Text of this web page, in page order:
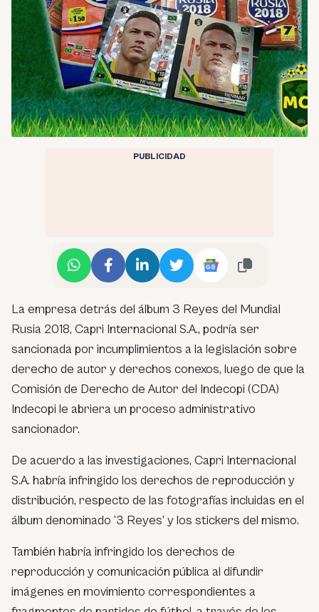
PUBLICIDAD
La empresa detrás del álbum 3 Reyes del Mundial
Rusia 2018, Capri Internacional S.A., podría ser
sancionada por incumplimientos a la legislación sobre
derecho de autor y derechos conexos, luego de que la
Comisión de Derecho de Autor del Indecopi (CDA)
Indecopi le abriera un proceso administrativo
sancionador.
De acuerdo a las investigaciones, Capri Internacional
S.A. habría infringido los derechos de reproducción y
distribución, respecto de las fotografías incluidas en el
álbum denominado ‘3 Reyes’ y los stickers del mismo.
También habría infringido los derechos de
reproducción y comunicación pública al difundir
imágenes en movimiento correspondientes a